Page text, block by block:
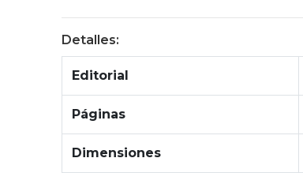
Detalles:
Editorial
Páginas
Dimensiones